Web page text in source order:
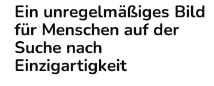
Ein unregelmäßiges Bild
für Menschen auf der
Suche nach
Einzigartigkeit